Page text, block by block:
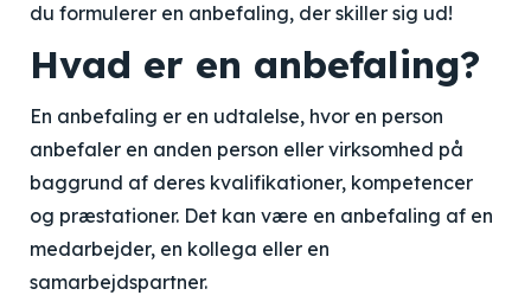
du formulerer en anbefaling, der skiller sig ud!
Hvad er en anbefaling?
En anbefaling er en udtalelse, hvor en person
anbefaler en anden person eller virksomhed på
baggrund af deres kvalifikationer, kompetencer
og præstationer. Det kan være en anbefaling af en
medarbejder, en kollega eller en
samarbejdspartner.